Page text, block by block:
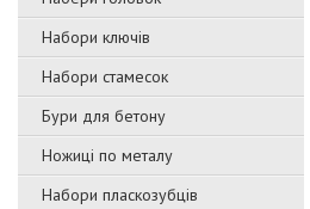
Набори ключів
Набори стамесок
Бури для бетону
Ножиці по металу
Набори пласкозубців